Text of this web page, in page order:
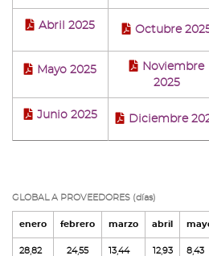
Abril 2025 Octubre
Mayo 2025
Noviembre
2025
Junio 2025 Diciembre
GLOBAL A PROVEEDORES (días)
enero febrero marzo abril
28,82 24,55 13,44 12,93 8,43